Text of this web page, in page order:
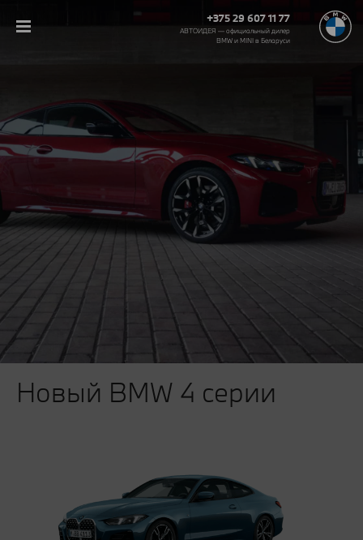
+375 29 607 11 77
АВТОИДЕЯ — официальный дилер
BMW и MINI в Беларуси‎
Новый BMW 4 серии